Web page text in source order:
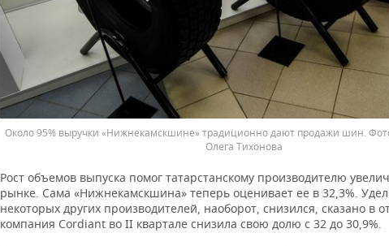
Около 95% выручки «Нижнекамскшине» традиционно дают продажи шин.
Олега Тихонова
Рост объемов выпуска помог татарстанскому производителю
рынке. Сама «Нижнекамскшина» теперь оценивает ее в 32,3%.
некоторых других производителей, наоборот, снизился, сказано в
компания Cordiant во II квартале снизила свою долю с 32 до 30,9%.